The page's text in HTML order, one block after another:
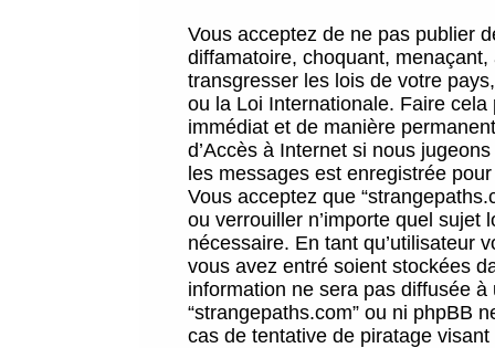
Vous acceptez de ne pas publier
diffamatoire, choquant,
transgresser les lois de votre
ou la Loi Internationale. Faire
immédiat et de manière
d’Accès à Internet si nous
les messages est enregistrée
Vous acceptez que
ou verrouiller n’importe quel sujet
nécessaire. En tant qu’utilisateur
vous avez entré soient stockées
information ne sera pas diffusée
“strangepaths.com” ou ni phpBB
cas de tentative de piratage